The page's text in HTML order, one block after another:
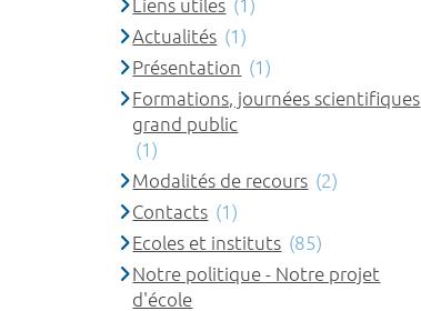
Liens utiles (1)
Actualités (1)
Présentation (1)
Formations, journées scientifiques
grand public
(1)
Modalités de recours (2)
Contacts (1)
Ecoles et instituts (85)
Notre politique - Notre projet
d'école